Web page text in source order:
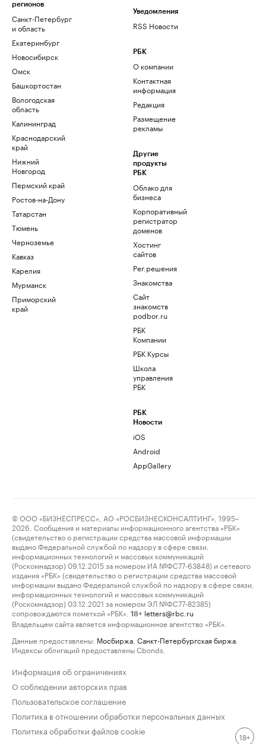
регионов
Санкт-Петербург
и область
Екатеринбург
Новосибирск
Омск
Башкортостан
Вологодская
область
Калининград
Краснодарский
край
Нижний
Новгород
Пермский край
Ростов-на-Дону
Татарстан
Тюмень
Черноземье
Кавказ
Карелия
Мурманск
Приморский
край
Уведомления
RSS Новости
РБК
О компании
Контактная
информация
Редакция
Размещение
рекламы
Другие
продукты
РБК
Облако для
бизнеса
Корпоративный
регистратор
доменов
Хостинг
сайтов
Рег.решения
Знакомства
Сайт
знакомств
podbor.ru
РБК
Компании
РБК Курсы
Школа
управления
РБК
РБК
Новости
iOS
Android
AppGallery
© ООО «БИЗНЕСПРЕСС», АО «РОСБИЗНЕСКОНСАЛТИНГ», 1995–
2026. Сообщения и материалы информационного агентства «РБК»
(свидетельство о регистрации средства массовой информации
выдано Федеральной службой по надзору в сфере связи,
информационных технологий и массовых коммуникаций
(Роскомнадзор) 09.12.2015 за номером ИА №ФС77-63848) и сетевого
издания «РБК» (свидетельство о регистрации средства массовой
информации выдано Федеральной службой по надзору в сфере связи,
информационных технологий и массовых коммуникаций
(Роскомнадзор) 03.12.2021 за номером ЭЛ №ФС77-82385)
сопровождаются пометкой «РБК».
18+ letters@rbc.ru
Владельцем сайта является информационное агентство «РБК».
Данные предоставлены: Мосбиржа Санкт-Петербургская биржа
Индексы облигаций предоставлены Cbonds.
Информация об ограничениях
О соблюдении авторских прав
Пользовательское соглашение
Политика в отношении обработки персональных данных
Политика обработки файлов cookie
18+